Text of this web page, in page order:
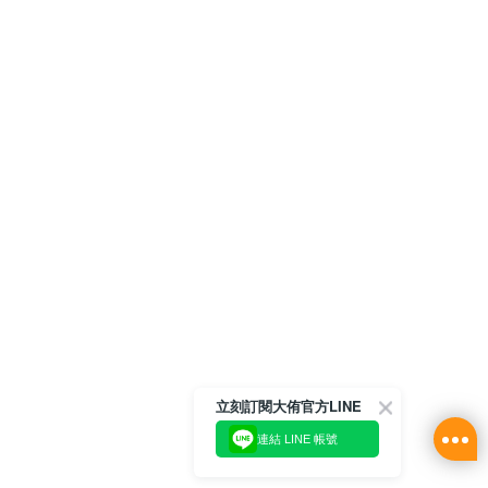
立刻訂閱大侑官方LINE
連結 LINE 帳號